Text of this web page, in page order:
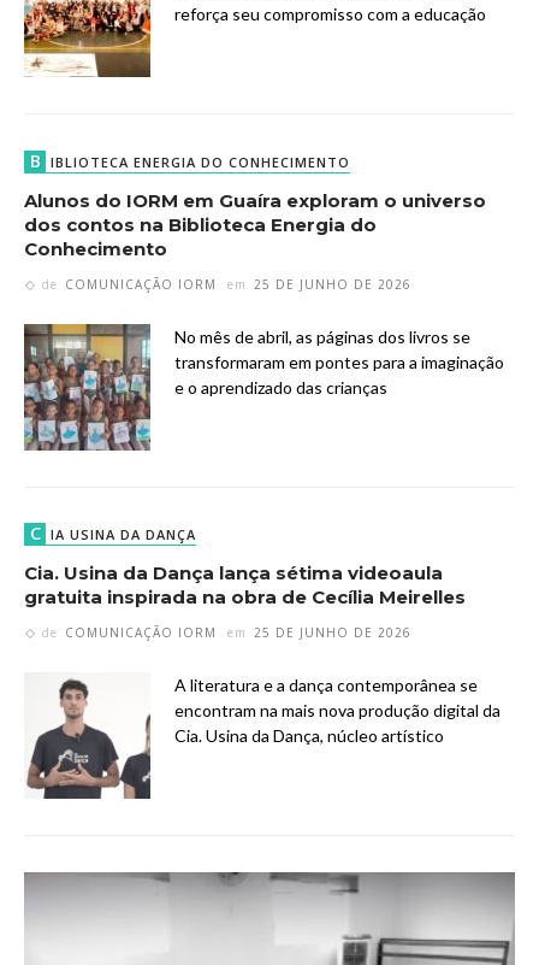
reforça seu compromisso com a educação
B IBLIOTECA ENERGIA DO CONHECIMENTO
Alunos do IORM em Guaíra exploram o universo
dos contos na Biblioteca Energia do
Conhecimento
de COMUNICAÇÃO IORM em 25 DE JUNHO DE 2026
No mês de abril, as páginas dos livros se
transformaram em pontes para a imaginação
e o aprendizado das crianças
C IA USINA DA DANÇA
Cia. Usina da Dança lança sétima videoaula
gratuita inspirada na obra de Cecília Meirelles
de COMUNICAÇÃO IORM em 25 DE JUNHO DE 2026
A literatura e a dança contemporânea se
encontram na mais nova produção digital da
Cia. Usina da Dança, núcleo artístico